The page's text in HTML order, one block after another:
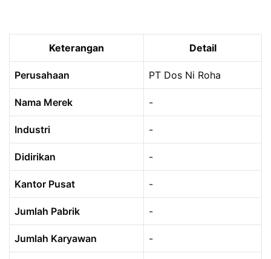
Keterangan Detail
Perusahaan PT Dos Ni Roha
Nama Merek -
Industri -
Didirikan -
Kantor Pusat -
Jumlah Pabrik -
Jumlah Karyawan -